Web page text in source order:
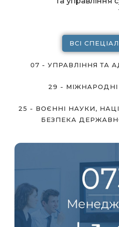
ВСІ
07 - УПРАВЛІННЯ ТА
29 -
25 - ВОЄННІ НАУКИ,
БЕЗПЕКА